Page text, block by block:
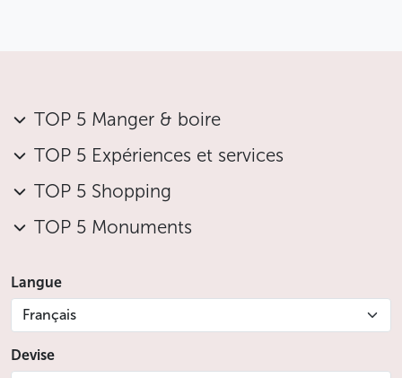
TOP 5 Manger & boire
TOP 5 Expériences et services
TOP 5 Shopping
TOP 5 Monuments
Langue
Français
Devise